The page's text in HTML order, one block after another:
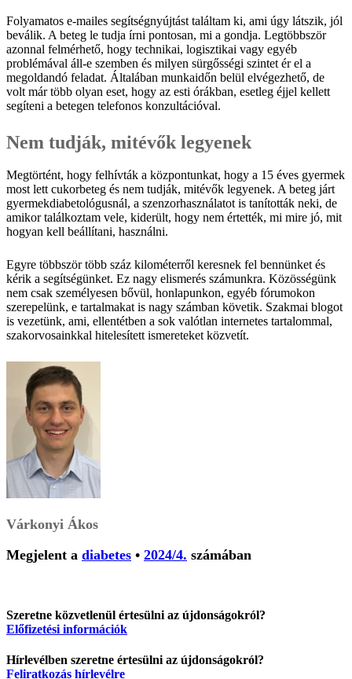
Folyamatos e-mailes segítségnyújtást találtam ki, ami úgy látszik, jól
beválik. A beteg le tudja írni pontosan, mi a gondja. Legtöbbször
azonnal felmérhető, hogy technikai, logisztikai vagy egyéb
problémával áll-e szemben és milyen sürgősségi szintet ér el a
megoldandó feladat. Általában munkaidőn belül elvégezhető, de
volt már több olyan eset, hogy az esti órákban, esetleg éjjel kellett
segíteni a betegen telefonos konzultációval.
Nem tudják, mitévők legyenek
Megtörtént, hogy felhívták a központunkat, hogy a 15 éves gyermek
most lett cukorbeteg és nem tudják, mitévők legyenek. A beteg járt
gyermekdiabetológusnál, a szenzorhasználatot is tanították neki, de
amikor találkoztam vele, kiderült, hogy nem értették, mi mire jó, mit
hogyan kell beállítani, használni.
Egyre többször több száz kilométerről keresnek fel bennünket és
kérik a segítségünket. Ez nagy elismerés számunkra. Közösségünk
nem csak személyesen bővül, honlapunkon, egyéb fórumokon
szerepelünk, e tartalmakat is nagy számban követik. Szakmai blogot
is vezetünk, ami, ellentétben a sok valótlan internetes tartalommal,
szakorvosainkkal hitelesített ismereteket közvetít.
Várkonyi Ákos
Megjelent a diabetes • 2024/4. számában
Szeretne közvetlenül értesülni az újdonságokról?
Előfizetési információk
Hírlevélben szeretne értesülni az újdonságokról?
Feliratkozás hírlevélre